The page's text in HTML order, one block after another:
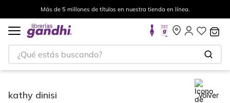
Más de 5 millones de títulos en nuestra tienda en línea.
¿Qué estás buscando?
kathy dinisi Volver